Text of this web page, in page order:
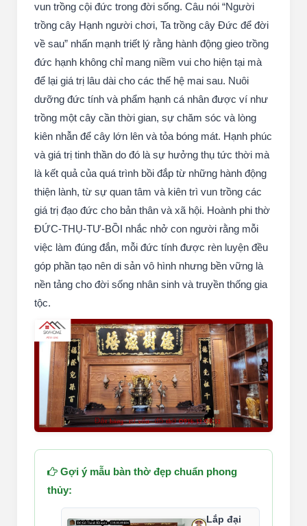
vun trồng cội đức trong đời sống. Câu nói “Người
trồng cây Hạnh người chơi, Ta trồng cây Đức để đời
về sau” nhấn mạnh triết lý rằng hành động gieo trồng
đức hạnh không chỉ mang niềm vui cho hiện tại mà
để lại giá trị lâu dài cho các thế hệ mai sau. Nuôi
dưỡng đức tính và phẩm hạnh cá nhân được ví như
trồng một cây cần thời gian, sự chăm sóc và lòng
kiên nhẫn để cây lớn lên và tỏa bóng mát. Hạnh phúc
và giá trị tinh thần do đó là sự hưởng thụ tức thời mà
là kết quả của quá trình bồi đắp từ những hành động
thiện lành, từ sự quan tâm và kiên trì vun trồng các
giá trị đạo đức cho bản thân và xã hội. Hoành phi thờ
ĐỨC-THỤ-TƯ-BỒI nhắc nhở con người rằng mỗi
việc làm đúng đắn, mỗi đức tính được rèn luyện đều
góp phần tạo nên di sản vô hình nhưng bền vững là
nền tảng cho đời sống nhân sinh và truyền thống gia
tộc.
Gợi ý mẫu bàn thờ đẹp chuẩn phong
thủy:
Lắp đại